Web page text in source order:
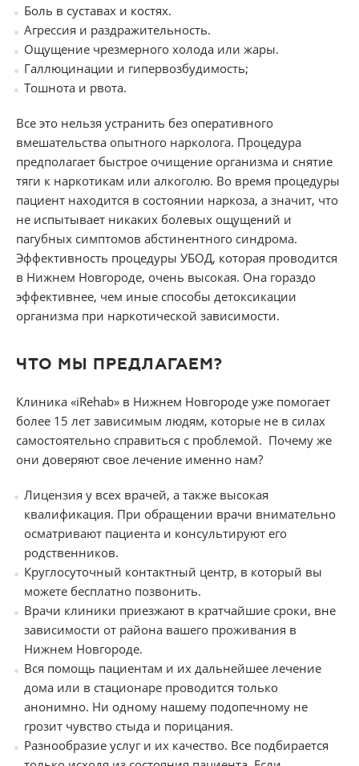
Боль в суставах и костях.
Агрессия и раздражительность.
Ощущение чрезмерного холода или жары.
Галлюцинации и гипервозбудимость;
Тошнота и рвота.
Все это нельзя устранить без оперативного
вмешательства опытного нарколога. Процедура
предполагает быстрое очищение организма и снятие
тяги к наркотикам или алкоголю. Во время процедуры
пациент находится в состоянии наркоза, а значит, что
не испытывает никаких болевых ощущений и
пагубных симптомов абстинентного синдрома.
Эффективность процедуры УБОД, которая проводится
в Нижнем Новгороде, очень высокая. Она гораздо
эффективнее, чем иные способы детоксикации
организма при наркотической зависимости.
ЧТО МЫ ПРЕДЛАГАЕМ?
Клиника «iRehab» в Нижнем Новгороде уже помогает
более 15 лет зависимым людям, которые не в силах
самостоятельно справиться с проблемой. Почему же
они доверяют свое лечение именно нам?
Лицензия у всех врачей, а также высокая
квалификация. При обращении врачи внимательно
осматривают пациента и консультируют его
родственников.
Круглосуточный контактный центр, в который вы
можете бесплатно позвонить.
Врачи клиники приезжают в кратчайшие сроки, вне
зависимости от района вашего проживания в
Нижнем Новгороде.
Вся помощь пациентам и их дальнейшее лечение
дома или в стационаре проводится только
анонимно. Ни одному нашему подопечному не
грозит чувство стыда и порицания.
Разнообразие услуг и их качество. Все подбирается